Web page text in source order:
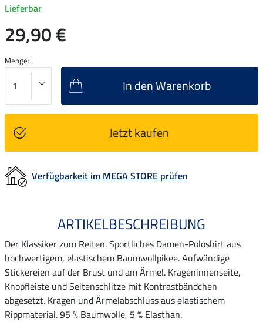
Lieferbar
29,90 €
Menge:
In den Warenkorb
Jetzt kaufen
Verfügbarkeit im MEGA STORE prüfen
ARTIKELBESCHREIBUNG
Der Klassiker zum Reiten. Sportliches Damen-Poloshirt aus
hochwertigem, elastischem Baumwollpikee. Aufwändige
Stickereien auf der Brust und am Ärmel. Krageninnenseite,
Knopfleiste und Seitenschlitze mit Kontrastbändchen
abgesetzt. Kragen und Ärmelabschluss aus elastischem
Rippmaterial. 95 % Baumwolle, 5 % Elasthan.